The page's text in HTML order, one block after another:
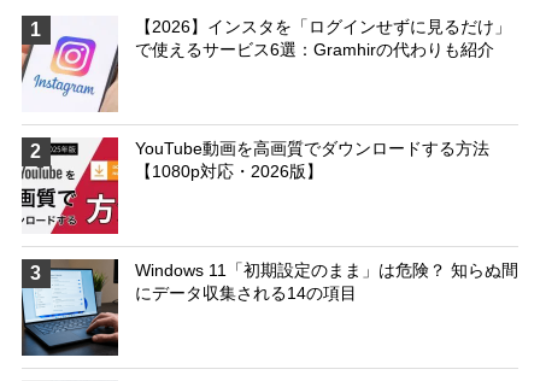
1
【2026】インスタを「ログインせずに見るだけ」
で使えるサービス6選：Gramhirの代わりも紹介
2
YouTube動画を高画質でダウンロードする方法
【1080p対応・2026版】
3
Windows 11「初期設定のまま」は危険？ 知らぬ間
にデータ収集される14の項目